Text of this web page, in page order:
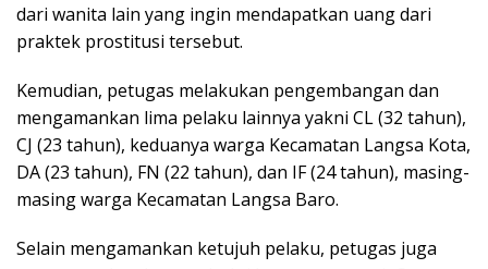
dari wanita lain yang ingin mendapatkan uang dari
praktek prostitusi tersebut.
Kemudian, petugas melakukan pengembangan dan
mengamankan lima pelaku lainnya yakni CL (32 tahun),
CJ (23 tahun), keduanya warga Kecamatan Langsa Kota,
DA (23 tahun), FN (22 tahun), dan IF (24 tahun), masing-
masing warga Kecamatan Langsa Baro.
Selain mengamankan ketujuh pelaku, petugas juga